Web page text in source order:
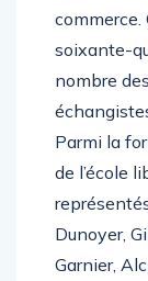
commerce.
soixante-
nombre
Parmi la
de l’école
Dunoyer,
Garnier,